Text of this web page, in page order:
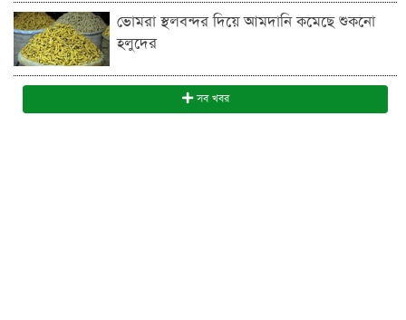
ভোমরা স্থলবন্দ‌র দিয়ে আমদা‌নি ক‌মে‌ছে শুকনো
হলুদের
সব খবর